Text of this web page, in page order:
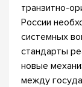
транзитно-
России
системных
стандарты
новые
между